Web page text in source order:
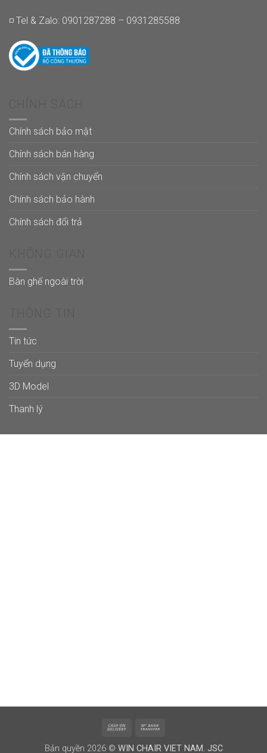
◽ Tel & Zalo: 0901287288 – 0931285588
Chính sách bảo mật
Chính sách bán hàng
Chính sách vận chuyển
Chính sách bảo hành
Chính sách đổi trả
Bàn ghế ngoài trời
Tin tức
Tuyển dụng
3D Model
Thanh lý
Cash
Bản quyền 2026 © WIN CHAIR VIET NAM. JSC